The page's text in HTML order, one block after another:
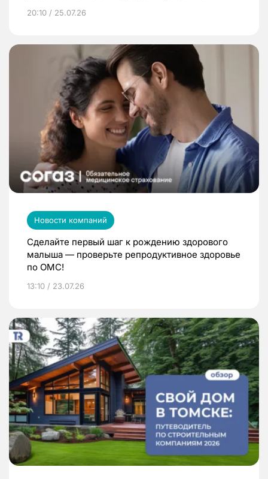
20:10 / 25.07.26
Новости компаний
Сделайте первый шаг к рождению здорового
малыша — проверьте репродуктивное здоровье
по ОМС!
13:10 / 23.07.26